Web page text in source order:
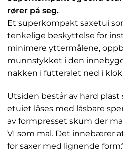
rører på seg.
Et superkompakt saxetui
tenkelige beskyttelse for
minimere yttermålene,
munnstykket i den
nakken i futteralet ned i
Utsiden består av hard
etuiet låses med låsbare
av formpresset skum der
VI som mal. Det innebærer
for saxer med lignende